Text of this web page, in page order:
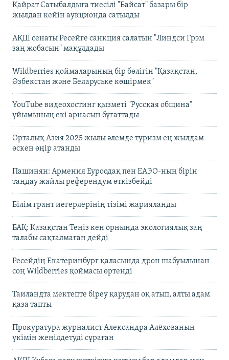
Қайрат Сатыбалдыға тиесілі "Байсат" базары бір
жылдан кейін аукционда сатылды
АҚШ сенаты Ресейге санкция салатын "Линдси Грэм
заң жобасын" мақұлдады
Wildberries қоймаларының бір бөлігін "Қазақстан,
Өзбекстан және Беларуське көшірмек"
YouTube видеохостинг қызметі "Русская община"
ұйымының екі арнасын бұғаттады
Орталық Азия 2025 жылы әлемде туризм ең жылдам
өскен өңір атанды
Пашинян: Армения Еуроодақ пен ЕАЭО-ның бірін
таңдау жайлы референдум өткізбейді
Білім грант иегерлерінің тізімі жарияланды
БАҚ: Қазақстан Теңіз кен орнында экологиялық заң
талабы сақталмаған дейді
Ресейдің Екатеринбург қаласында дрон шабуылынан
соң Wildberries қоймасы өртенді
Таиландта мектепте біреу қарудан оқ атып, алты адам
қаза тапты
Прокуратура журналист Александра Алёхованың
үкімін жеңілдетуді сұраған